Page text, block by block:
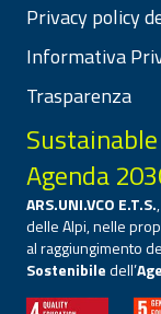
Privacy policy
Informativa
Trasparenza
Agenda
ARS.UNI.VCO E.T.S.
delle Alpi, nelle
al raggiungimento
Sostenibiledell’